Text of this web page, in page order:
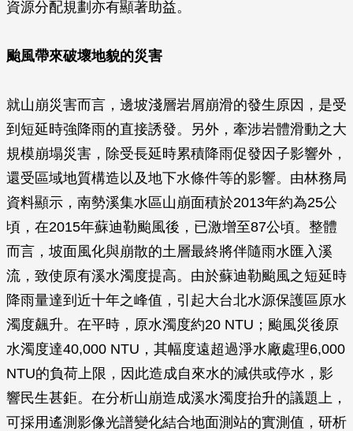
資源分配規劃亦有顯著助益。
颱風帶來破壞地貌的災害
就山崩災害而言，邊坡淺層岩屑崩滑的發生原因，是受
到短延時強降雨的直接誘發。另外，牽涉岩體滑動之大
規模崩塌災害，除受長延時累積降雨促發因子影響外，
還受區域地質構造以及地下水條件等的影響。由林務局
資料顯示，南勢溪集水區山崩面積於2013年約為25公
頃，在2015年蘇迪勒颱風後，已激增至87公頃。整體
而言，坡面風化與崩散的土層最終將伴隨雨水匯入溪
流，致使原有溪水濁度提高。由於蘇迪勒颱風之短延時
降雨量達到近十年之峰值，引起大台北水源保護區原水
濁度飆升。在平時，原水濁度約20 NTU；颱風災後原
水濁度達40,000 NTU，其幅度遠超過淨水廠處理6,000
NTU的負荷上限，因此造成自來水的減供或停水，影
響民生甚鉅。在分析山崩造成溪水濁度抬升的議題上，
可採用遙測影像光譜變化結合地面測站的實測值，研析